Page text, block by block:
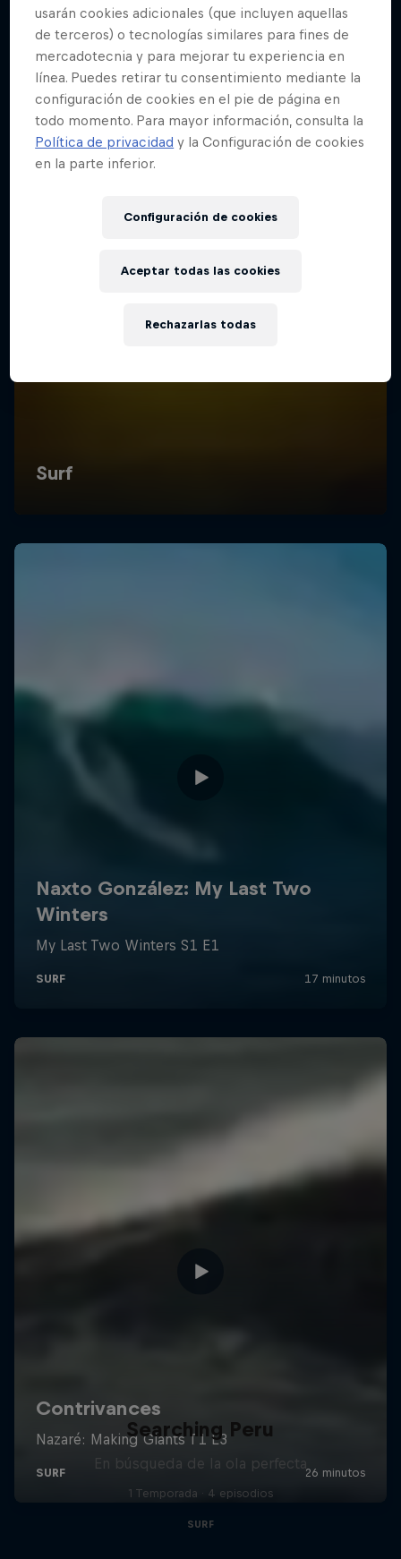
Searching Peru
En búsqueda de la ola perfecta
1 Temporada · 4 episodios
SURF
usarán cookies adicionales (que incluyen aquellas
de terceros) o tecnologías similares para fines de
mercadotecnia y para mejorar tu experiencia en
línea. Puedes retirar tu consentimiento mediante la
configuración de cookies en el pie de página en
todo momento. Para mayor información, consulta la
Política de privacidad y la Configuración de cookies
en la parte inferior.
Configuración de cookies
Rechazarlas todas
Aceptar todas las cookies